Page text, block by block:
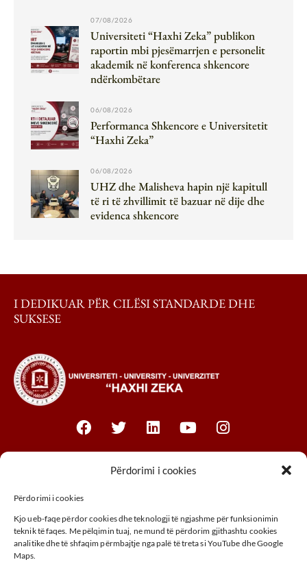
Përdorimi i cookies
Përdorimi i cookies
Kjo ueb-faqe përdor cookies dhe teknologji të ngjashme për funksionimin
teknik të faqes. Me pëlqimin tuaj, ne mund të përdorim gjithashtu cookies
analitike dhe të shfaqim përmbajtje nga palë të treta si YouTube dhe Google
Maps.
07/08/2026
Universiteti “Haxhi Zeka” publikon
raportin mbi pjesëmarrjen e personelit
akademik në konferenca shkencore
ndërkombëtare
06/08/2026
Performanca Shkencore e Universitetit
“Haxhi Zeka”
06/08/2026
UHZ dhe Malisheva hapin një kapitull
të ri të zhvillimit të bazuar në dije dhe
evidenca shkencore
I DEDIKUAR PËR CILËSI STANDARDE DHE
SUKSESE
Fakulteti i Biznesit
Fakulteti Juridik
Fakulteti MTHM